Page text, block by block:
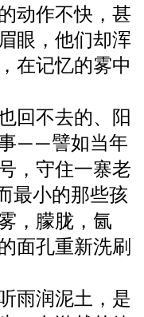
动作不快，甚
眼，他们却浑
在记忆的雾中
回不去的、阳
——譬如当年
，守住一寨老
最小的那些孩
，朦胧，氤
面孔重新洗刷
雨润泥土，是